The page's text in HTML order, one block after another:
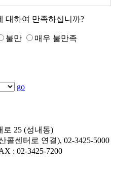
대하여 만족하십니까?
불만
매우 불만족
go
로 25 (성내동)
콜센터로 연결), 02-3425-5000
: 02-3425-7200